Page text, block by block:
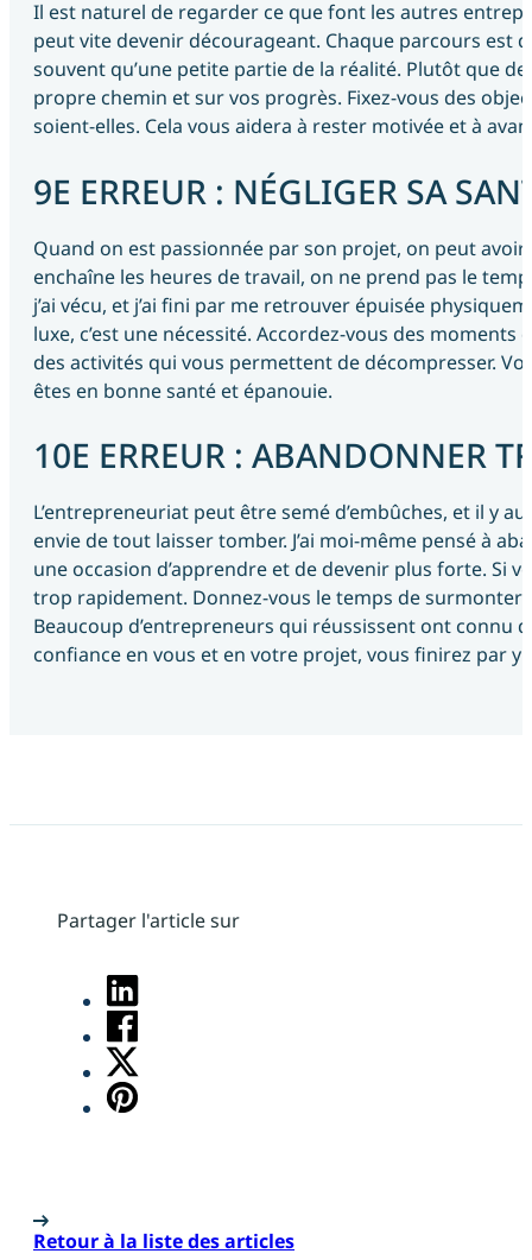
Il est naturel de regarder ce que font les autres
peut vite devenir décourageant. Chaque parcours est
souvent qu’une petite partie de la réalité. Plutôt que
propre chemin et sur vos progrès. Fixez-vous des
soient-elles. Cela vous aidera à rester motivée et à
9E ERREUR : NÉGLIGER SA
Quand on est passionnée par son projet, on peut
enchaîne les heures de travail, on ne prend pas le
j’ai vécu, et j’ai fini par me retrouver épuisée
luxe, c’est une nécessité. Accordez-vous des
des activités qui vous permettent de décompresser.
êtes en bonne santé et épanouie.
10E ERREUR : ABANDONNER
L’entrepreneuriat peut être semé d’embûches, et il y
envie de tout laisser tomber. J’ai moi-même pensé à
une occasion d’apprendre et de devenir plus forte. Si
trop rapidement. Donnez-vous le temps de surmonter
Beaucoup d’entrepreneurs qui réussissent ont connu
confiance en vous et en votre projet, vous finirez par y
Partager l'article sur
Retour à la liste des articles